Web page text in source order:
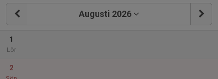
Augusti 2026
1
Lör
2